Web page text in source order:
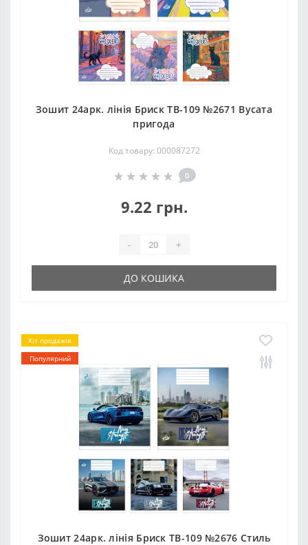
Зошит 24арк. лінія Бриск ТВ-109 №2671 Вусата
пригода
Код товару: 000087272
0
9.22 грн.
- +
ДО КОШИКА
Хіт продажів
Популярний
Зошит 24арк. лінія Бриск ТВ-109 №2676 Стиль